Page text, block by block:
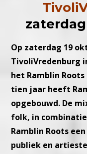
Op zaterdag 19
TivoliVredenburg
het Ramblin
tien jaar heeft
opgebouwd. De
folk, in
Ramblin Roots
publiek en